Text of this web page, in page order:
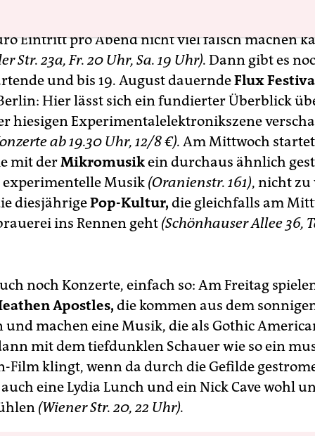
Eintritt pro Abend nicht viel falsch machen
Str. 23a, Fr. 20 Uhr, Sa. 19 Uhr). Dann gibt es
und bis 19. August dauerndeFlux
Hier lässt sich ein fundierter Überblick
hiesigen Experimentalelektronikszene
ab 19.30 Uhr, 12/8 €). Am Mittwoch
mit derMi­kro­musikein durchaus ähnlich
experimentelle Musik (Ora­nien­str. 161), nicht zu
diesjährigePop-Kultur, die gleichfalls am
ins Rennen geht (Schönhauser Allee 36,
noch Konzerte, einfach so: Am Freitag
Apostles, die kommen aus dem
machen eine Musik, die als Gothic
mit dem tiefdunklen Schauer wie so ein
Film klingt, wenn da durch die Gefilde
eine Lydia Lunch und ein Nick Cave wohl
(Wiener Str. 20, 22 Uhr).